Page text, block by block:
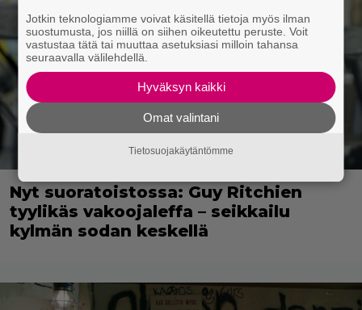
Nyt suoratoistossa: Guy Ritchien
tyylikäs vakoojaleffa – seikkailu
kylmän sodan keskellä
Jotkin teknologiamme voivat käsitellä tietoja myös ilman
suostumusta, jos niillä on siihen oikeutettu peruste. Voit
vastustaa tätä tai muuttaa asetuksiasi milloin tahansa
seuraavalla välilehdellä.
Hyväksyn kaikki
Omat valintani
Tietosuojakäytäntömme